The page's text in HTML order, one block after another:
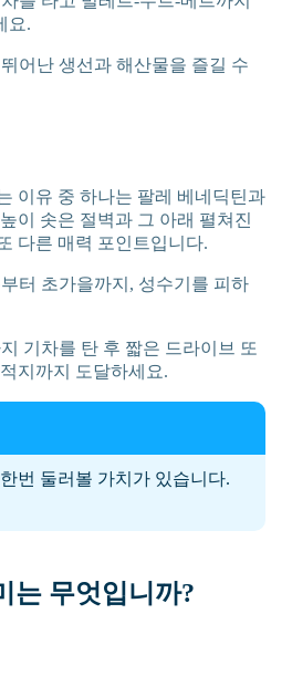
요.
어난 생선과 해산물을 즐길 수
이유 중 하나는 팔레 베네딕틴과
이 솟은 절벽과 그 아래 펼쳐진
다른 매력 포인트입니다.
터 초가을까지, 성수기를 피하
기차를 탄 후 짧은 드라이브 또
지까지 도달하세요.
번 둘러볼 가치가 있습니다.
는 무엇입니까?